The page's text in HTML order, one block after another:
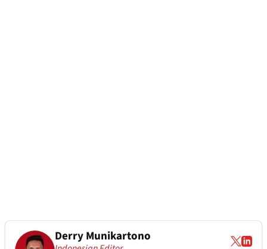
Derry Munikartono